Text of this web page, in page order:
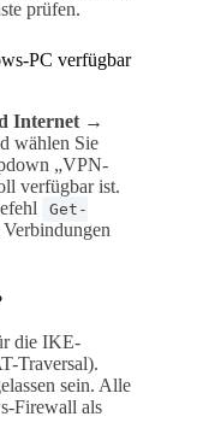
prüfen.
PC verfügbar
Internet →
wählen Sie
„VPN-
verfügbar ist.
Get-
die IKE-
Traversal).
sein. Alle
Firewall als